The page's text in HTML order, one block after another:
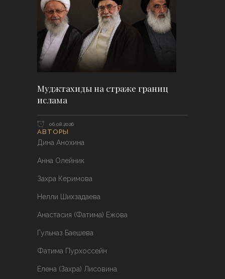
Муджтахиды на страже границ
ислама
06.08.2026
АВТОРЫ
Дина Анохина
Анна Олейник
Захра Керимова
Нелли Шихзадаева
Анастасия (Фатима) Ежова
Гульназ Баешева
Фатима Пурхоссейн
Елена (Захра) Лисовина